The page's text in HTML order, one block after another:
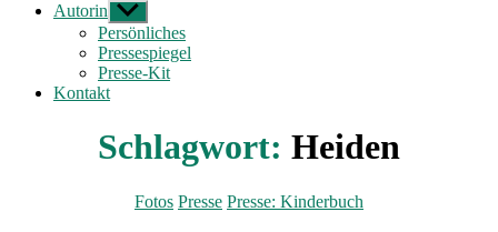
Autorin Untermenü
anzeigen
Persönliches
Pressespiegel
Presse-Kit
Kontakt
Schlagwort: Heiden
Kategorien
Fotos Presse Presse: Kinderbuch